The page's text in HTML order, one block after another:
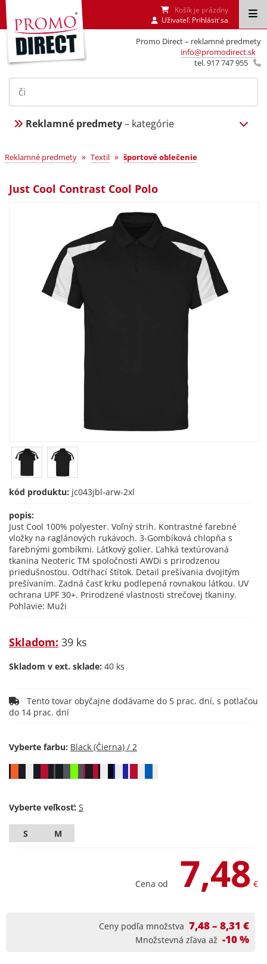
Promo Direct – reklamné predmety
info@promodirect.sk
tel. 917 747 955
Košík je prázdny
Uživateľ: Prihlásiť sa
Reklamné predmety– kategórie
Reklamné predmety » Textil » športové oblečenie
Just Cool Contrast Cool Polo
kód produktu: jc043jbl-arw-2xl
popis:
Just Cool 100% polyester. Voľný strih. Kontrastné farebné
vložky na raglánových rukávoch. 3-Gombíková chlopňa s
farebnými gombíkmi. Látkový golier. Ľahká textúrovaná
tkanina Neoteric TM spoločnosti AWDi s prirodzenou
priedušnosťou. Odtŕhací štítok. Detail prešívania dvojitým
prešívaním. Zadná časť krku podlepená rovnakou látkou. UV
ochrana UPF 30+. Prirodzené vlastnosti strečovej tkaniny.
Pohlavie: Muži
Skladom: 39 ks
Skladom v ext. sklade: 40 ks
do 14 prac. dní
Vyberte farbu:
Vyberte veľkosť:
S M
Cena od 7,48 €
Ceny podľa množstva 7,48 – 8,31 €
Množstevná zľava až -10 %